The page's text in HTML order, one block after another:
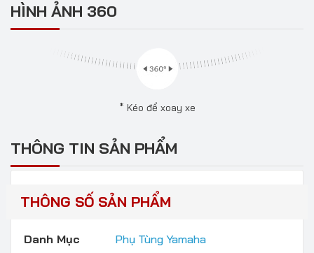
HÌNH ẢNH 360
* Kéo để xoay xe
THÔNG TIN SẢN PHẨM
THÔNG SỐ SẢN PHẨM
Danh Mục
Phụ Tùng Yamaha